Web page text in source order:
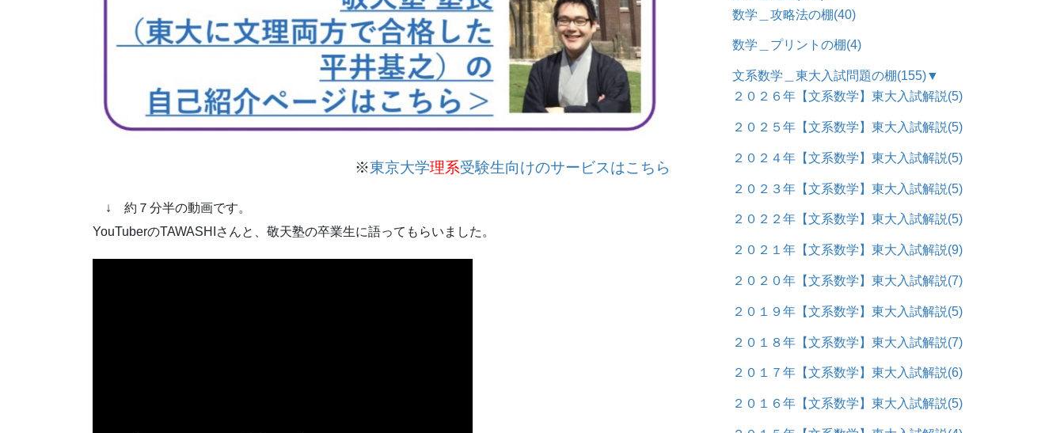
※東京大学理系受験生向けのサービスはこちら
↓ 約７分半の動画です。
YouTuberのTAWASHIさんと、敬天塾の卒業生に語ってもらいました。
数学＿攻略法の棚(40)
数学＿プリントの棚(4)
文系数学＿東大入試問題の棚(155) ▼
２０２６年【文系数学】東大入試解説(5)
２０２５年【文系数学】東大入試解説(5)
２０２４年【文系数学】東大入試解説(5)
２０２３年【文系数学】東大入試解説(5)
２０２２年【文系数学】東大入試解説(5)
２０２１年【文系数学】東大入試解説(9)
２０２０年【文系数学】東大入試解説(7)
２０１９年【文系数学】東大入試解説(5)
２０１８年【文系数学】東大入試解説(7)
２０１７年【文系数学】東大入試解説(6)
２０１６年【文系数学】東大入試解説(5)